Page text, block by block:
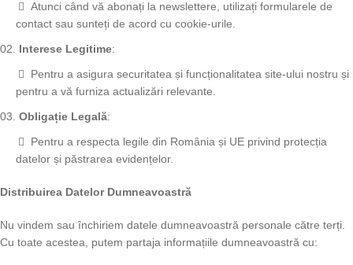
Atunci când vă abonați la newslettere, utilizați formularele de
contact sau sunteți de acord cu cookie-urile.
Interese Legitime:
Pentru a asigura securitatea și funcționalitatea site-ului nostru și
pentru a vă furniza actualizări relevante.
Obligație Legală:
Pentru a respecta legile din România și UE privind protecția
datelor și păstrarea evidențelor.
Distribuirea Datelor Dumneavoastră
Nu vindem sau închiriem datele dumneavoastră personale către terți.
Cu toate acestea, putem partaja informațiile dumneavoastră cu: